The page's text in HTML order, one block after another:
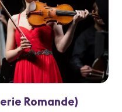
Romande)